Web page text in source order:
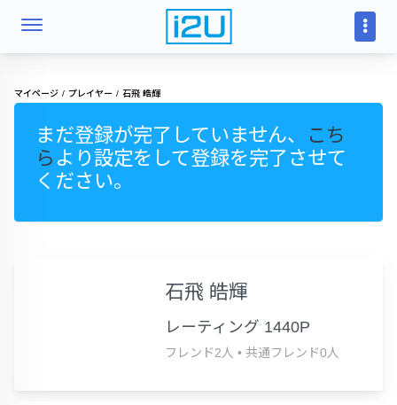
マイページ プレイヤー 石飛 皓輝
まだ登録が完了していません、
こち
ら より設定をして登録を完了させて
ください。
石飛 皓輝
レーティング 1440P
フレンド2人 • 共通フレンド0人